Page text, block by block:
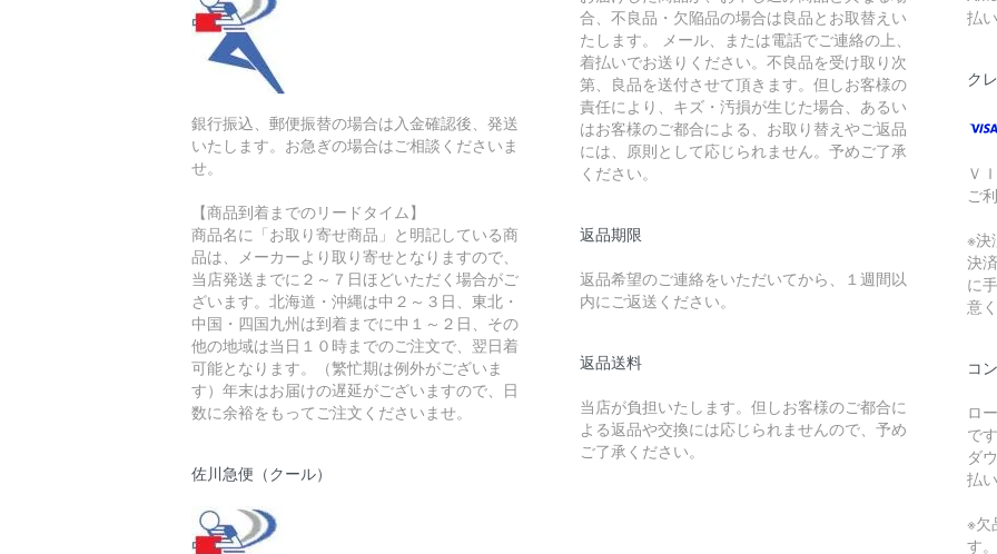
銀行振込、郵便振替の場合は入金確認後、発送
いたします。お急ぎの場合はご相談くださいま
せ。
【商品到着までのリードタイム】
商品名に「お取り寄せ商品」と明記している商
品は、メーカーより取り寄せとなりますので、
当店発送までに２～７日ほどいただく場合がご
ざいます。北海道・沖縄は中２～３日、東北・
中国・四国九州は到着までに中１～２日、その
他の地域は当日１０時までのご注文で、翌日着
可能となります。（繁忙期は例外がございま
す）年末はお届けの遅延がございますので、日
数に余裕をもってご注文くださいませ。
佐川急便（クール）
合、不良品・欠陥品の場合は良品とお取替えい
たします。 メール、または電話でご連絡の上、
着払いでお送りください。不良品を受け取り次
第、良品を送付させて頂きます。但しお客様の
責任により、キズ・汚損が生じた場合、あるい
はお客様のご都合による、お取り替えやご返品
には、原則として応じられません。予めご了承
ください。
返品期限
返品希望のご連絡をいただいてから、１週間以
内にご返送ください。
返品送料
当店が負担いたします。但しお客様のご都合に
よる返品や交換には応じられませんので、予め
ご了承ください。
払
ク
Ｖ
ご
※決
決
に
意
コ
ロ
で
ダ
払
※欠
す